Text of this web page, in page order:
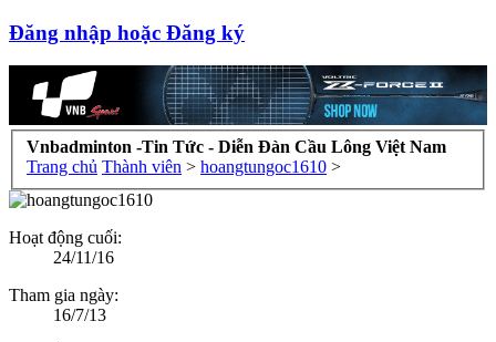
Đăng nhập hoặc Đăng ký
Vnbadminton -Tin Tức - Diễn Đàn Cầu Lông Việt Nam
Trang chủ Thành viên > hoangtungoc1610 >
Hoạt động cuối:
24/11/16
Tham gia ngày:
16/7/13